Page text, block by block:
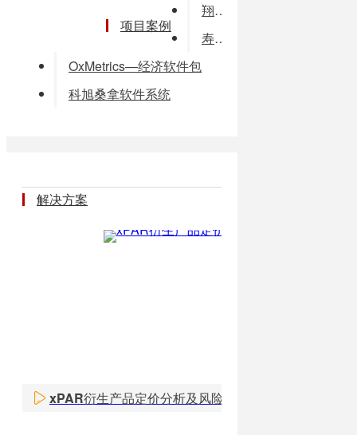
项目案例
翔顺图书管理软件
寿险理赔解决方案
OxMetrics—经济软件包
科旭桑拿软件系统
解决方案
xPAR衍生产品定价分析及风险管理系统